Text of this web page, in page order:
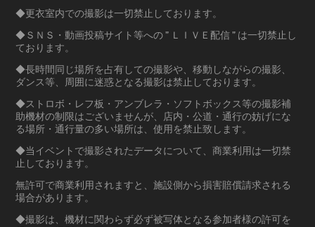
◆更衣室内での撮影は一切禁止しております。
◆ＳＮＳ・動画投稿サイト等への ” ＬＩＶＥ配信 ” は一切禁止し
ております。
◆長時間同じ場所を占有しての撮影や、移動しながらの撮影、
ダンス等、周囲に迷惑となる撮影は禁止しております。
◆ストロボ・レフ板・アンブレラ・ソフトボックス等の撮影補
助機材の制限はございませんが、店内・公道・通行の妨げにな
る場所・通行量の多い場所は、使用を禁止致します。
◆当イベントで撮影されたデータについて、商業利用は一切禁
止しております。
無許可で商業利用されますと、施設側から損害賠償請求される
場合があります。
◆撮影は、機材に関わらず必ず被写体となる参加者様の許可を